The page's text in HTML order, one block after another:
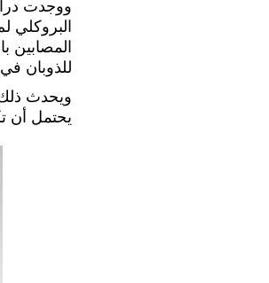
المصابين
للذوبان
ويحدث ذلك
يحتمل أن